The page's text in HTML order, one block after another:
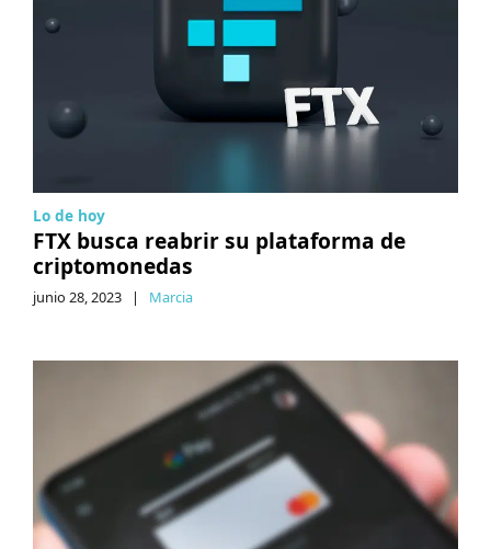
Lo de hoy
FTX busca reabrir su plataforma de
criptomonedas
junio 28, 2023 | Marcia